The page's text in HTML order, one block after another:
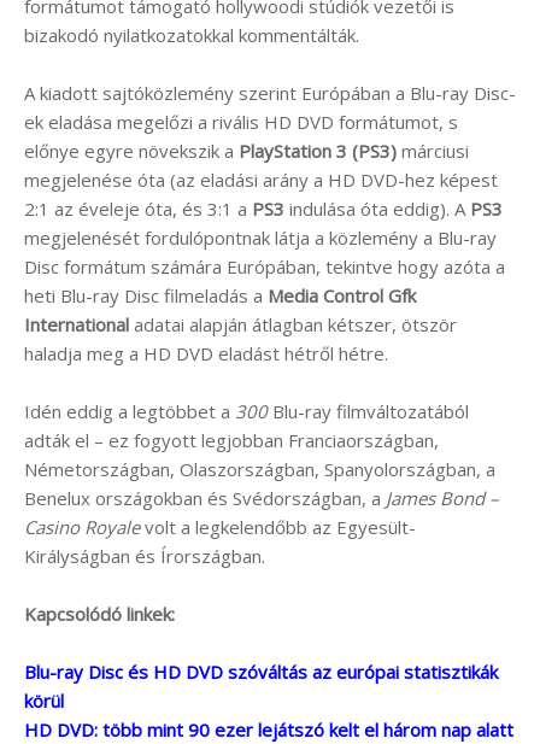
formátumot támogató hollywoodi stúdiók vezetői is
bizakodó nyilatkozatokkal kommentálták.
A kiadott sajtóközlemény szerint Európában a Blu-ray Disc-
ek eladása megelőzi a rivális HD DVD formátumot, s
előnye egyre növekszik a PlayStation 3 (PS3) márciusi
megjelenése óta (az eladási arány a HD DVD-hez képest
2:1 az éveleje óta, és 3:1 a PS3 indulása óta eddig). A PS3
megjelenését fordulópontnak látja a közlemény a Blu-ray
Disc formátum számára Európában, tekintve hogy azóta a
heti Blu-ray Disc filmeladás a Media Control Gfk
International adatai alapján átlagban kétszer, ötször
haladja meg a HD DVD eladást hétről hétre.
Idén eddig a legtöbbet a 300Blu-ray filmváltozatából
adták el – ez fogyott legjobban Franciaországban,
Németországban, Olaszországban, Spanyolországban, a
Benelux országokban és Svédországban, a James Bond –
Casino Royalevolt a legkelendőbb az Egyesült-
Királyságban és Írországban.
Kapcsolódó linkek:
Blu-ray Disc és HD DVD szóváltás az európai statisztikák
körül
HD DVD: több mint 90 ezer lejátszó kelt el három nap alatt